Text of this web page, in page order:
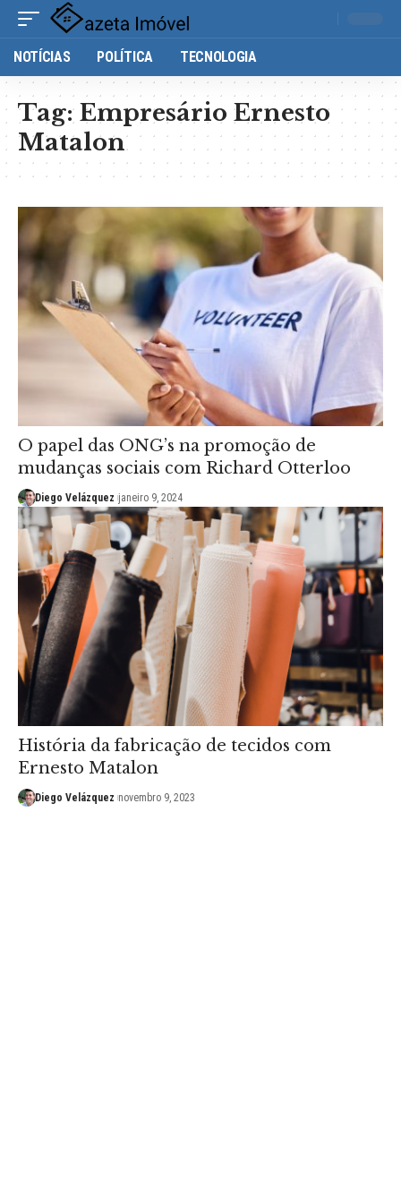
NOTÍCIAS POLÍTICA TECNOLOGIA
Tag:Empresário Ernesto
Matalon
O papel das ONG’s na promoção de
mudanças sociais com Richard Otterloo
Diego Velázquez janeiro 9, 2024
História da fabricação de tecidos com
Ernesto Matalon
Diego Velázquez novembro 9, 2023